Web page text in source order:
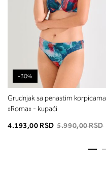
-30%
Grudnjak sa penastim korpicama
»Roma« - kupaći
4.193,00 RSD 5.990,00 RSD